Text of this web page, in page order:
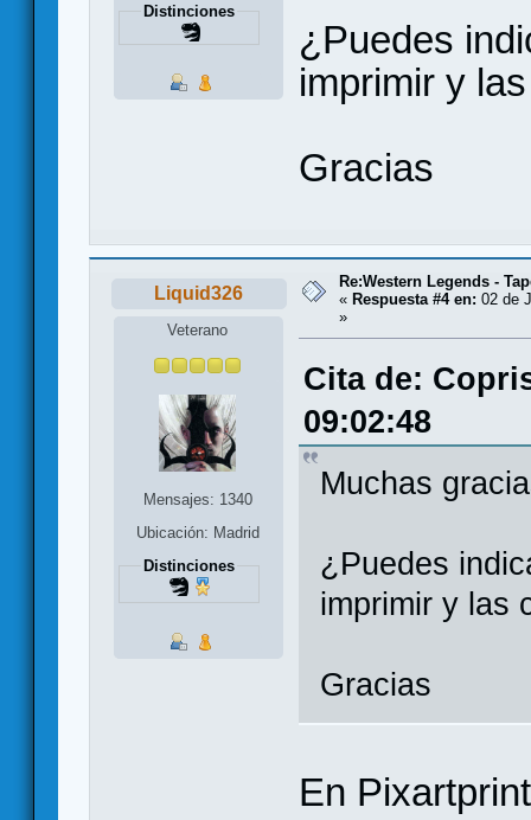
Distinciones
¿Puedes
imprimir y
Gracias
Liquid326
Veterano
Mensajes: 1340
Ubicación: Madrid
Distinciones
Re:Western Legends -
« Respuesta #4 en: 02 de
»
Cita de:
09:02:48
Muchas
¿Puedes
imprimir y las
Gracias
En